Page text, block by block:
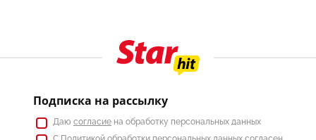
Подписка на рассылку
Даю согласие на обработку персональных данных